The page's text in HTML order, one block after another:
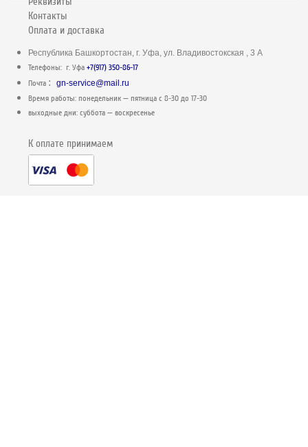
Контакты
Оплата и доставка
Республика Башкортостан, г. Уфа, ул. Владивостокская , 3 А
Телефоны: г. Уфа+7(917) 350-86-17
Почта :gn-service@mail.ru
Время работы: понедельник — пятница c 8-30 до 17-30
выходные дни: суббота — воскресенье
К оплате принимаем